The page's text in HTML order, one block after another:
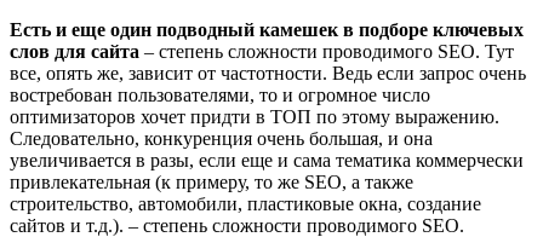
Есть и еще один подводный камешек в подборе ключевых
слов для сайта – степень сложности проводимого SEO. Тут
все, опять же, зависит от частотности. Ведь если запрос очень
востребован пользователями, то и огромное число
оптимизаторов хочет придти в ТОП по этому выражению.
Следовательно, конкуренция очень большая, и она
увеличивается в разы, если еще и сама тематика коммерчески
привлекательная (к примеру, то же SEO, а также
строительство, автомобили, пластиковые окна, создание
сайтов и т.д.). – степень сложности проводимого SEO.